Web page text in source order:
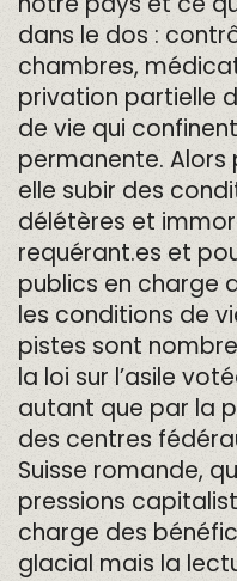
dans le dos :
chambres,
privation partielle
de vie qui
permanente. Alors
elle subir des
délétères et
requérant.es et
publics en charge
les conditions de
pistes sont
la loi sur l’asile
autant que par la
des centres
Suisse romande,
pressions
charge des
glacial mais la